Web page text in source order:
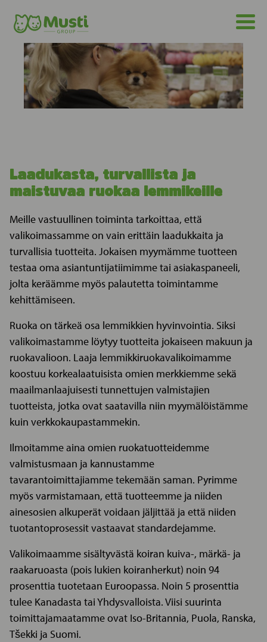
Laadukasta, turvallista ja
maistuvaa ruokaa lemmikeille
Meille vastuullinen toiminta tarkoittaa, että
valikoimassamme on vain erittäin laadukkaita ja
turvallisia tuotteita. Jokaisen myymämme tuotteen
testaa oma asiantuntijatiimimme tai asiakaspaneeli,
jolta keräämme myös palautetta toimintamme
kehittämiseen.
Ruoka on tärkeä osa lemmikkien hyvinvointia. Siksi
valikoimastamme löytyy tuotteita jokaiseen makuun ja
ruokavalioon. Laaja lemmikkiruokavalikoimamme
koostuu korkealaatuisista omien merkkiemme sekä
maailmanlaajuisesti tunnettujen valmistajien
tuotteista, jotka ovat saatavilla niin myymälöistämme
kuin verkkokaupastammekin.
Ilmoitamme aina omien ruokatuotteidemme
valmistusmaan ja kannustamme
tavarantoimittajiamme tekemään saman. Pyrimme
myös varmistamaan, että tuotteemme ja niiden
ainesosien alkuperät voidaan jäljittää ja että niiden
tuotantoprosessit vastaavat standardejamme.
Valikoimaamme sisältyvästä koiran kuiva-, märkä- ja
raakaruoasta (pois lukien koiranherkut) noin 94
prosenttia tuotetaan Euroopassa. Noin 5 prosenttia
tulee Kanadasta tai Yhdysvalloista. Viisi suurinta
toimittajamaatamme ovat Iso-Britannia, Puola, Ranska,
Tšekki ja Suomi.